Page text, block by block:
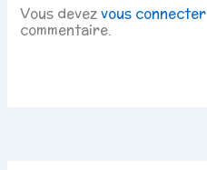
Vous devezvous connecter
commentaire.